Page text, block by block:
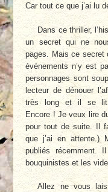
Car tout ce que j’ai lu
Dans ce thriller,
un secret qui ne
pages. Mais ce secret
événements n’y est
personnages sont
lecteur de dénouer
très long et il se lit
Encore ! Je veux lire
pour tout de suite. Il
que j’ai en attente.)
publiés récemment.
bouquinistes et les
Allez ne vous